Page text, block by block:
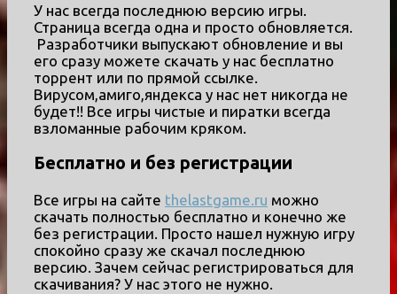
У нас всегда последнюю версию игры.
Страница всегда одна и просто обновляется.
Разработчики выпускают обновление и вы
его сразу можете скачать у нас бесплатно
торрент или по прямой ссылке.
Вирусом,амиго,яндекса у нас нет никогда не
будет!! Все игры чистые и пиратки всегда
взломанные рабочим кряком.
Бесплатно и без регистрации
Все игры на сайте thelastgame.ru можно
скачать полностью бесплатно и конечно же
без регистрации. Просто нашел нужную игру
спокойно сразу же скачал последнюю
версию. Зачем сейчас регистрироваться для
скачивания? У нас этого не нужно.